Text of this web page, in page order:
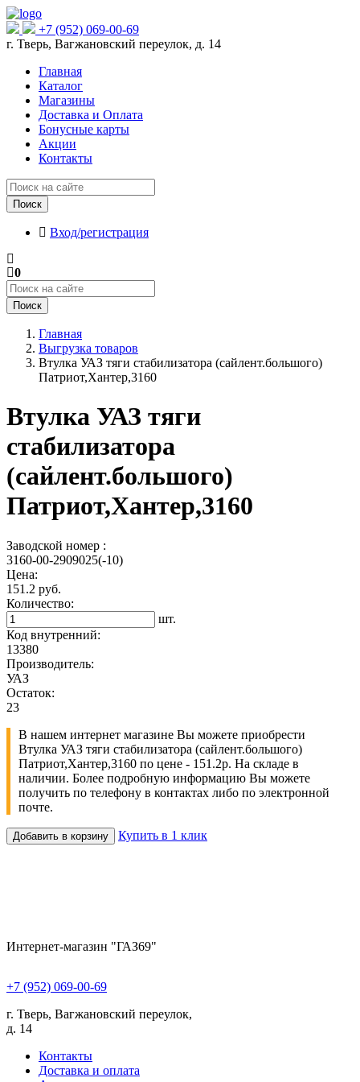
+7 (952) 069-00-69
г. Тверь, Вагжановский переулок, д. 14
Главная
Каталог
Магазины
Доставка и Оплата
Бонусные карты
Акции
Контакты
Поиск
Вход/регистрация
0
Поиск
Главная
Выгрузка товаров
Втулка УАЗ тяги стабилизатора (сайлент.большого)
Патриот,Хантер,3160
Втулка УАЗ тяги
стабилизатора
(сайлент.большого)
Патриот,Хантер,3160
Заводской номер :
3160-00-2909025(-10)
Цена:
151.2 руб.
Количество:
шт.
Код внутренний:
13380
Производитель:
УАЗ
Остаток:
23
В нашем интернет магазине Вы можете приобрести
Втулка УАЗ тяги стабилизатора (сайлент.большого)
Патриот,Хантер,3160 по цене - 151.2р. На складе в
наличии. Более подробную информацию Вы можете
получить по телефону в контактах либо по электронной
почте.
Добавить в корзину Купить в 1 клик
Интернет-магазин "ГАЗ69"
+7 (952) 069-00-69
г. Тверь, Вагжановский переулок,
д. 14
Контакты
Доставка и оплата